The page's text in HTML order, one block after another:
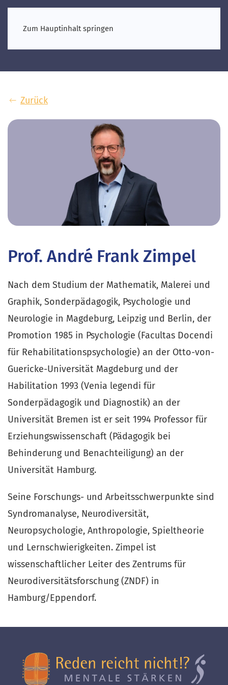
Zum Hauptinhalt springen
Zurück
Prof. André Frank Zimpel
Nach dem Studium der Mathematik, Malerei und
Graphik, Sonderpädagogik, Psychologie und
Neurologie in Magdeburg, Leipzig und Berlin, der
Promotion 1985 in Psychologie (Facultas Docendi
für Rehabilitationspsychologie) an der Otto-von-
Guericke-Universität Magdeburg und der
Habilitation 1993 (Venia legendi für
Sonderpädagogik und Diagnostik) an der
Universität Bremen ist er seit 1994 Professor für
Erziehungswissenschaft (Pädagogik bei
Behinderung und Benachteiligung) an der
Universität Hamburg.
Seine Forschungs- und Arbeitsschwerpunkte sind
Syndromanalyse, Neurodiversität,
Neuropsychologie, Anthropologie, Spieltheorie
und Lernschwierigkeiten. Zimpel ist
wissenschaftlicher Leiter des Zentrums für
Neurodiversitätsforschung (ZNDF) in
Hamburg/Eppendorf.